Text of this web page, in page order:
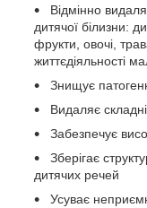
Відмінно
дитячої білизни:
фрукти, овочі,
життєдіяльності
Знищує
Видаляє
Забезпечує
Зберігає
дитячих речей
Усуває